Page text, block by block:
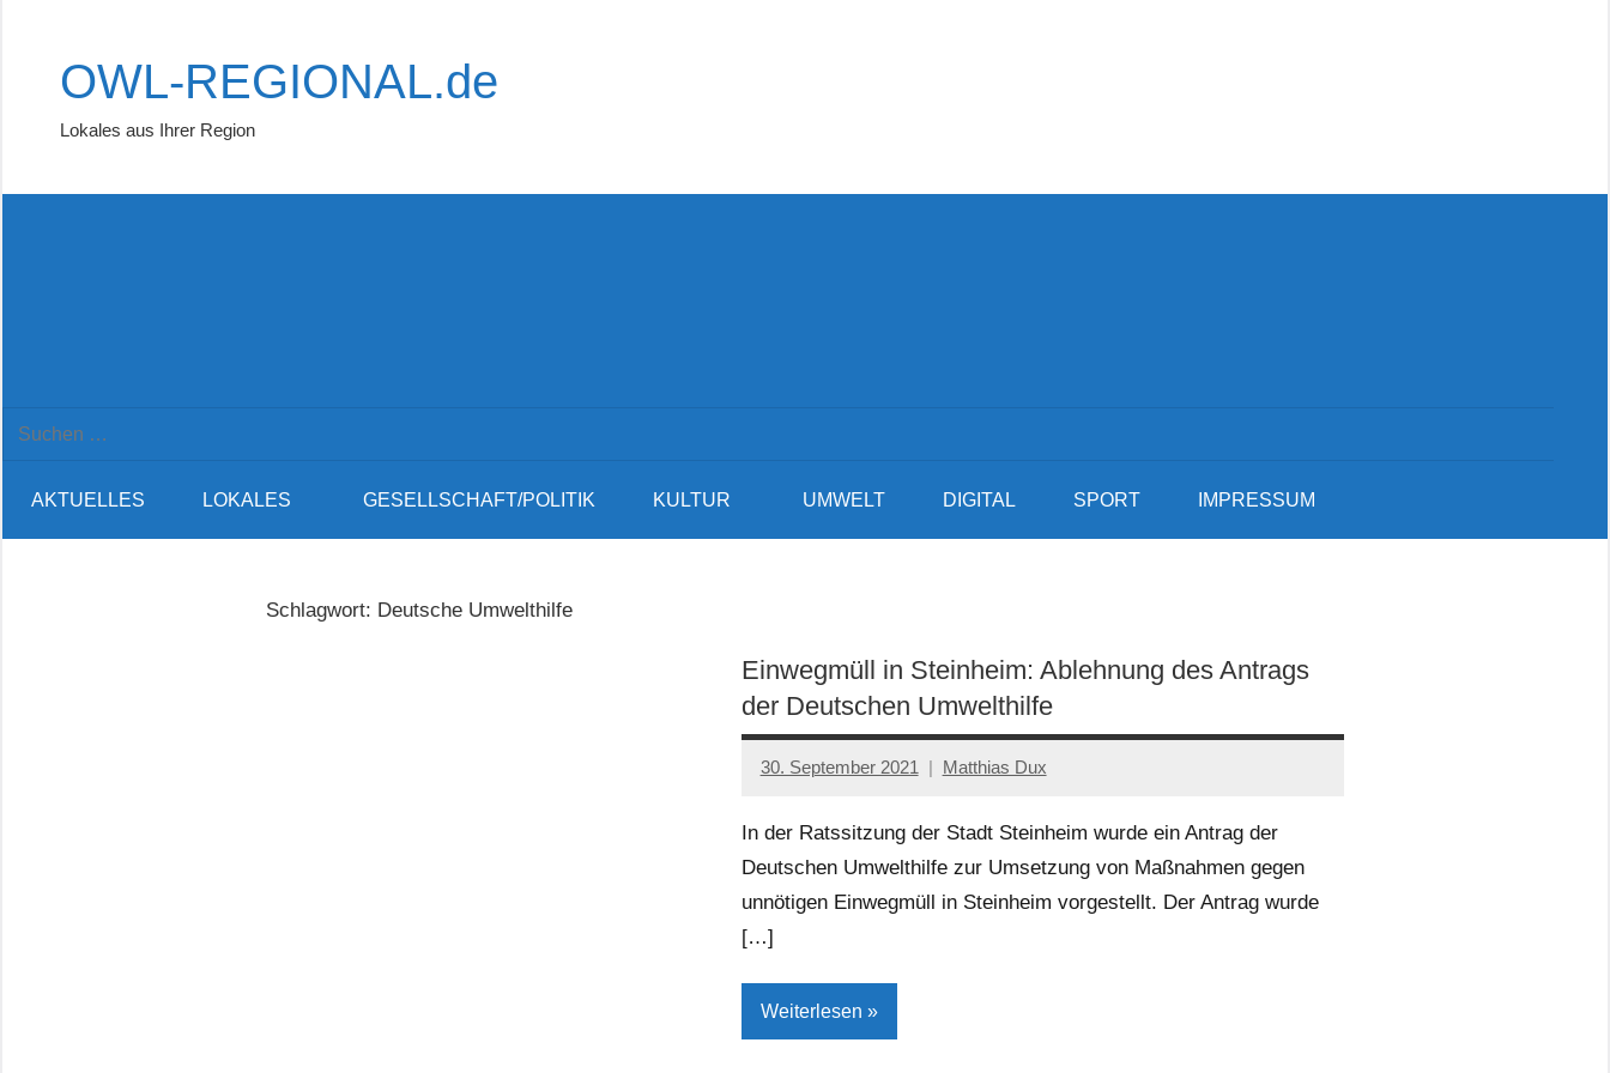
springenOWL-REGIONAL.de
Lokales aus Ihrer Region
Suchen
AKTUELLES LOKALES GESELLSCHAFT/POLITIK KULTUR UMWELT DIGITAL SPORT IMPRESSUM
Schlagwort: Deutsche Umwelthilfe
Einwegmüll in Steinheim: Ablehnung des Antrags
der Deutschen Umwelthilfe
30. September 2021 Matthias Dux
In der Ratssitzung der Stadt Steinheim wurde ein Antrag der
Deutschen Umwelthilfe zur Umsetzung von Maßnahmen gegen
unnötigen Einwegmüll in Steinheim vorgestellt. Der Antrag wurde
[…]
Weiterlesen